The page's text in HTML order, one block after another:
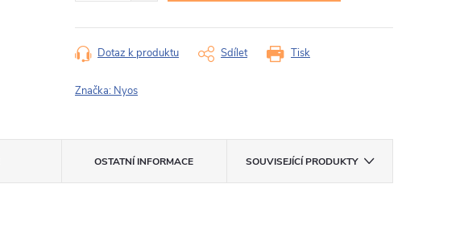
Tisk
Dotaz k produktu Sdílet
Značka: Nyos
OSTATNÍ INFORMACE SOUVISEJÍCÍ PRODUKTY